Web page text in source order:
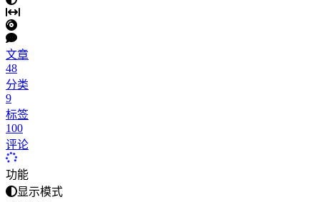
文章
48
分类
9
标签
100
评论
功能
显示模式